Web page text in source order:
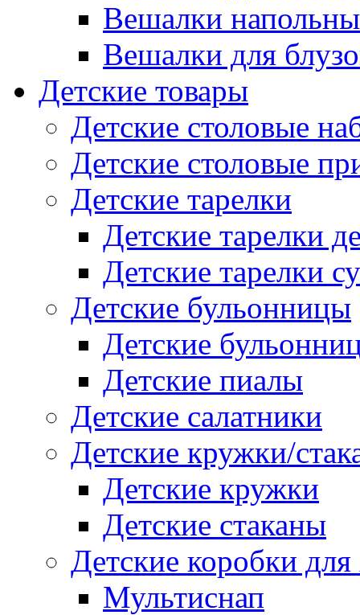
Вешалки
Вешалки для
Детские товары
Детские столовые
Детские столовые
Детские тарелки
Детские тарелки
Детские тарелки
Детские бульонницы
Детские
Детские пиалы
Детские салатники
Детские кружки/
Детские кружки
Детские стаканы
Детские коробки
Мультиснап